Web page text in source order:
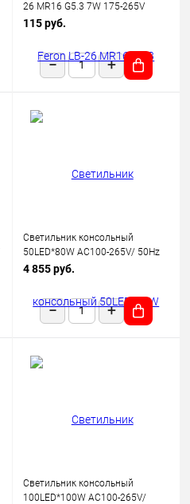
26 MR16 G5.3 7W 175-265V
2700K
115 руб.
Светильник консольный
50LED*80W AC100-265V/ 50Hz
SP2923 цвет серый (IP65),
4 855 руб.
Светильник консольный
100LED*100W AC100-265V/